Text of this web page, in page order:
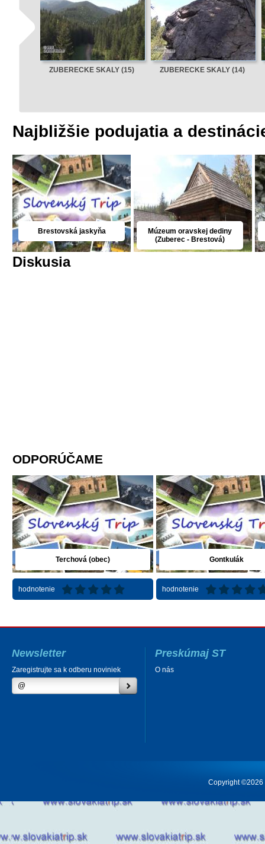
ZUBERECKE SKALY (15) ZUBERECKE SKALY (14)
Najbližšie podujatia a
Brestovská jaskyňa
Múzeum oravskej dediny
(Zuberec - Brestová)
Diskusia
ODPORÚČAME
Terchová (obec)
hodnotenie
Gontkulák
hodnotenie
Newsletter
Zaregistrujte sa k odberu noviniek
Preskúmaj ST
O nás
Copyright ©2026